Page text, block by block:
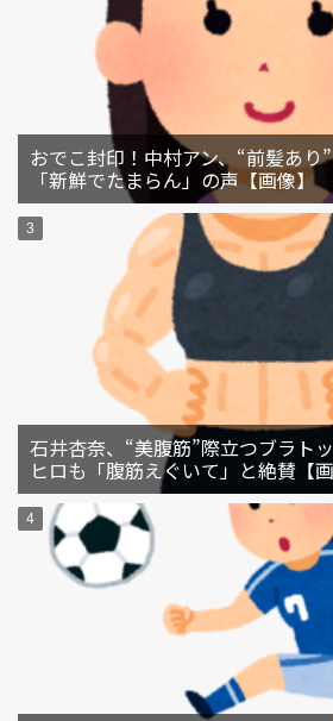
おでこ封印！中村アン、“前髪あり
「新鮮でたまらん」の声【画像】
石井杏奈、“美腹筋”際立つブラト
ヒロも「腹筋えぐいて」と絶賛【